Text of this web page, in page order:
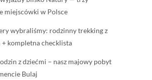
miejscówki w Polsce
wybraliśmy: rodzinny trekking z
+ kompletna checklista
z dziećmi – nasz majowy pobyt
Bulaj